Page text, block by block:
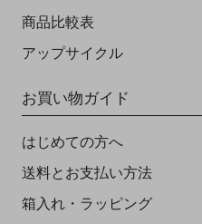
商品比較表
アップサイクル
お買い物ガイド
はじめての方へ
送料とお支払い方法
箱入れ・ラッピング